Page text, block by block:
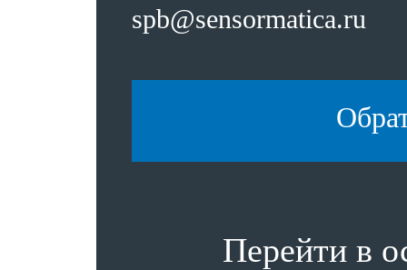
spb@sensormatica.ru
Перейти в